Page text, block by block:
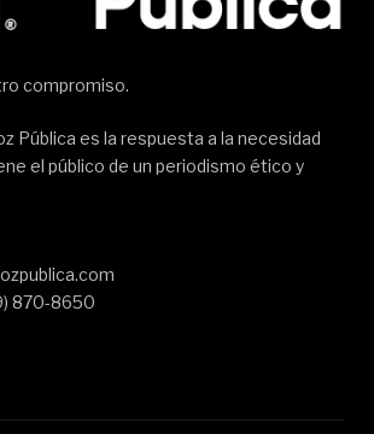
compromiso.
Pública es la respuesta a la necesidad
el público de un periodismo ético y
870-8650